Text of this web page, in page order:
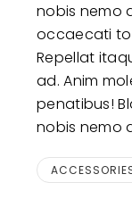
nobis nemo
occaecati
Repellat
ad. Anim
penatibus!
nobis nemo